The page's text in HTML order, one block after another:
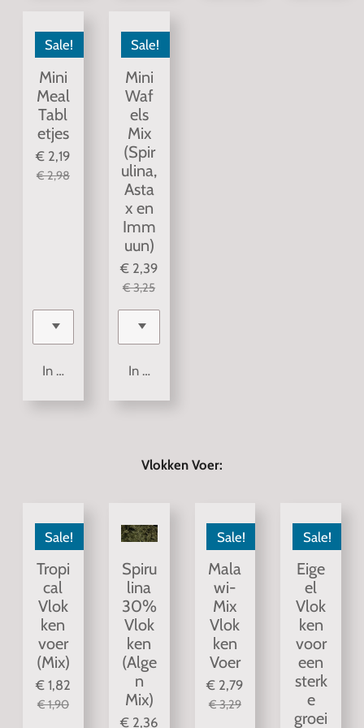
Sale!
Mini
Meal
Tabl
etjes
€ 2,19
€ 2,98
In winkelwagen
Sale!
Mini
Waf
els
Mix
(Spir
ulina,
Asta
x en
Imm
uun)
€ 2,39
€ 3,25
In winkelwagen
Vlokken Voer:
Sale!
Tropi
cal
Vlok
ken
voer
(Mix)
€ 1,82
€ 1,90
Spiru
lina
30%
Vlok
ken
(Alge
n
Mix)
€ 2,36
Sale!
Mala
wi-
Mix
Vlok
ken
Voer
€ 2,79
€ 3,29
Sale!
Eige
el
Vlok
ken
voor
een
sterk
e
groei